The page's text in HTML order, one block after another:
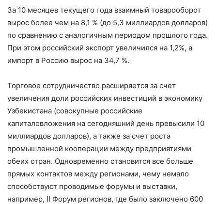
За 10 месяцев текущего года взаимный товарооборот
вырос более чем на 8,1 % (до 5,3 миллиардов долларов)
по сравнению с аналогичным периодом прошлого года.
При этом российский экспорт увеличился на 1,2%, а
импорт в Россию вырос на 34,7 %.
Торговое сотрудничество расширяется за счет
увеличения доли российских инвестиций в экономику
Узбекистана (совокупные российские
капиталовложения на сегодняшний день превысили 10
миллиардов долларов), а также за счет роста
промышленной кооперации между предприятиями
обеих стран. Одновременно становится все больше
прямых контактов между регионами, чему немало
способствуют проводимые форумы и выставки,
например, II Форум регионов, где было заключено 600